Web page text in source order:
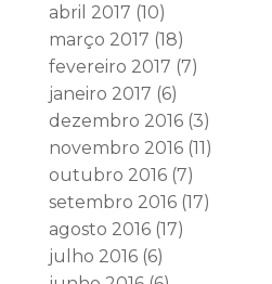
abril 2017 (10)
março 2017 (18)
fevereiro 2017 (7)
janeiro 2017 (6)
dezembro 2016(3)
novembro 2016(11)
outubro 2016(7)
setembro 2016(17)
agosto 2016(17)
julho 2016(6)